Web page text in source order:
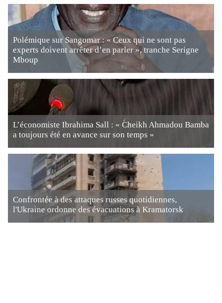
Polémique sur Sangomar : « Ceux qui ne sont pas
experts doivent arrêter d’en parler », tranche Serigne
Mboup
L’économiste Ibrahima Sall : « Cheikh Ahmadou Bamba
a toujours été en avance sur son temps »
Confrontée à des attaques russes quotidiennes,
l'Ukraine ordonne des évacuations à Kramatorsk